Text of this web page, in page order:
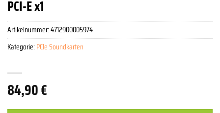
PCI-E x1
84,90€
Artikelnummer:4712900005974
Kategorie:PCIe Soundkarten